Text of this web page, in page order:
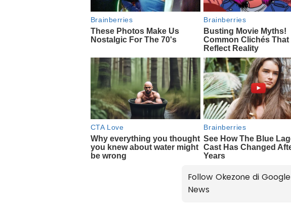
Follow Okezone di Google
News